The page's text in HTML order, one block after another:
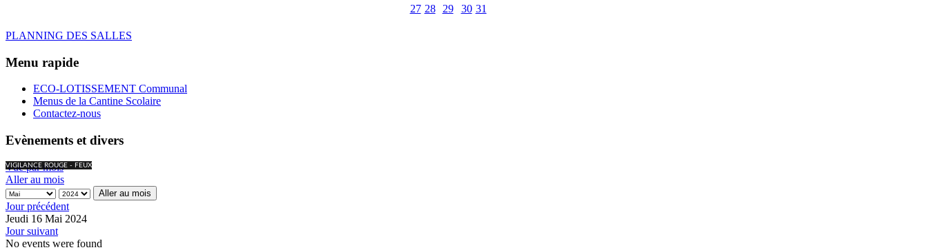
27 28 29 30 31
PLANNING DES SALLES
Menu rapide
ECO-LOTISSEMENT Communal
Menus de la Cantine Scolaire
Contactez-nous
Evènements et divers
VIGILANCE ROUGE - FEUX
Vue par mois
Aller au mois
Aller au mois
Jour précédent
Jeudi 16 Mai 2024
Jour suivant
No events were found